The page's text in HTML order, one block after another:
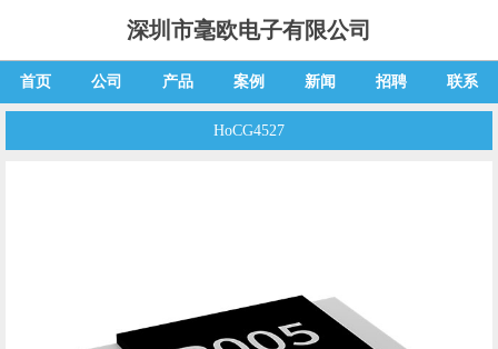
深圳市毫欧电子有限公司
首页 公司 产品 案例 新闻 招聘 联系
HoCG4527